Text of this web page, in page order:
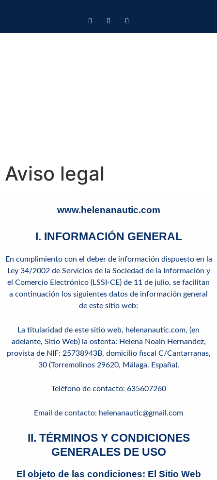
Aviso legal
www.helenanautic.com
I. INFORMACIÓN GENERAL
En cumplimiento con el deber de información dispuesto en la
Ley 34/2002 de Servicios de la Sociedad de la Información y
el Comercio Electrónico (LSSI-CE) de 11 de julio, se facilitan
a continuación los siguientes datos de información general
de este sitio web:
La titularidad de este sitio web, helenanautic.com, (en
adelante, Sitio Web) la ostenta: Helena Noain Hernandez,
provista de NIF: 25738943B, domicilio fiscal C/Cantarranas,
30 (Torremolinos 29620, Málaga. España).
Teléfono de contacto: 635607260
Email de contacto: helenanautic@gmail.com
II. TÉRMINOS Y CONDICIONES
GENERALES DE USO
El objeto de las condiciones: El Sitio Web